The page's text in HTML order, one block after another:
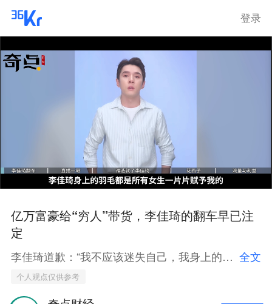
登录
亿万富豪给“穷人”带货，李佳琦的翻车早已注
定
李佳琦道歉：“我不应该迷失自己，我身上的羽毛都是所有女生一片片赋予的”。 然而，哪怕再诚恳的道歉，可能也无法挽回“所有女生”与李佳琦的友谊了。目前李佳琦的粉丝量正在飞速下滑，一天时间就掉了100万，而且仍在持续之中，这位曾经的直播一哥，正在遭遇自己从业以来负面舆论最猛烈的一次危机...... 全文
个人观点仅供参考